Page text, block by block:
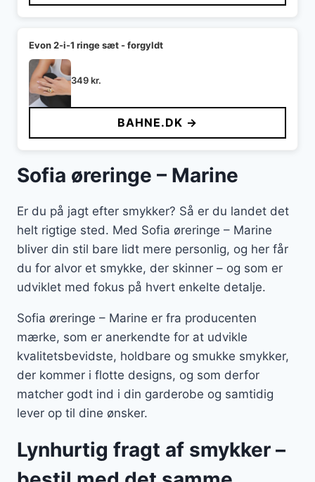
Evon 2-i-1 ringe sæt - forgyldt
349kr.
BAHNE.DK →
Sofia øreringe – Marine
Er du på jagt efter smykker? Så er du landet det
helt rigtige sted. Med Sofia øreringe – Marine
bliver din stil bare lidt mere personlig, og her får
du for alvor et smykke, der skinner – og som er
udviklet med fokus på hvert enkelte detalje.
Sofia øreringe – Marine er fra producenten
mærke, som er anerkendte for at udvikle
kvalitetsbevidste, holdbare og smukke smykker,
der kommer i flotte designs, og som derfor
matcher godt ind i din garderobe og samtidig
lever op til dine ønsker.
Lynhurtig fragt af smykker –